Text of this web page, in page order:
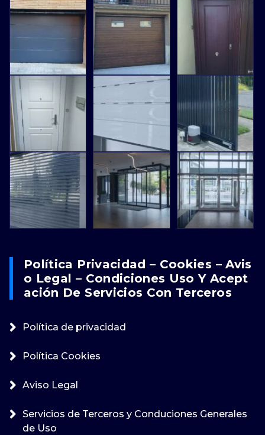
Política Privacidad – Cookies – Avis
O Legal – Condiciones Uso Y Acept
Ación De Servicios Con Terceros
Política de privacidad
Política Cookies
Aviso Legal
Servicios de Terceros y Conduciones Generales
de Uso